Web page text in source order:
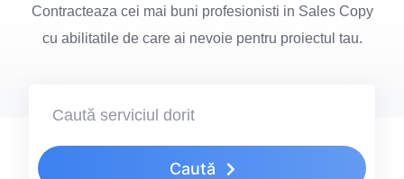
Contracteaza cei mai buni profesionisti in Sales Copy
cu abilitatile de care ai nevoie pentru proiectul tau.
Caută